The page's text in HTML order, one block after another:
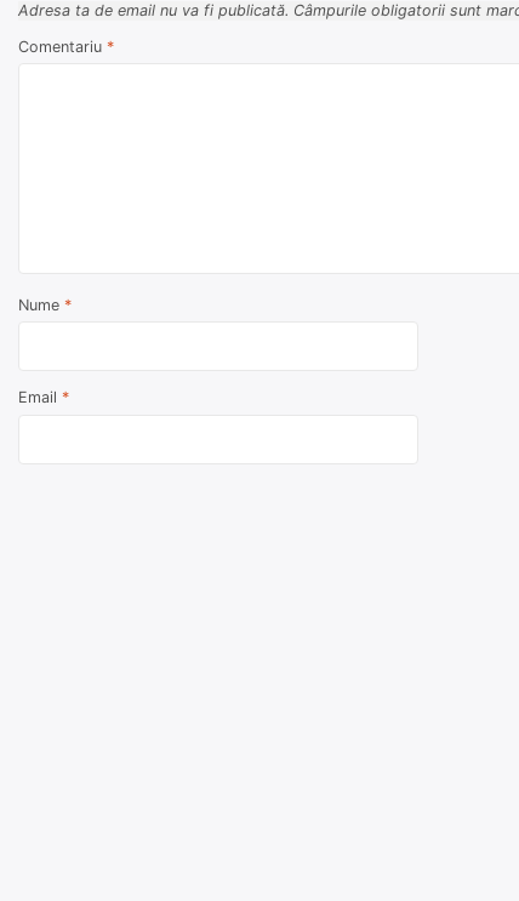
Adresa ta de email nu va fi publicată. Câmpurile obligatorii sunt
Comentariu *
Nume *
Email *